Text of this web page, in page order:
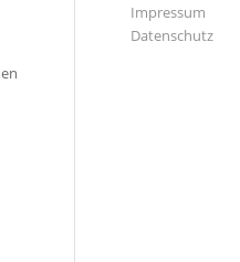
Impressum
Datenschutz